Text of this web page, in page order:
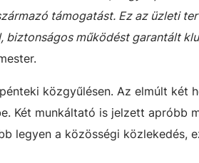
támogatást. Ez az üzleti
biztonságos működést garantált
közgyűlésen. Az elmúlt két
Két munkáltató is jelzett apróbb
legyen a közösségi közlekedés,